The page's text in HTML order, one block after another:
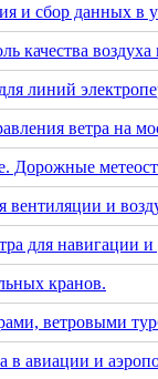
и сбор данных в
качества
линий
ветра на
Дорожные
вентиляции и
для навигации
кранов.
ветровыми
в авиации и